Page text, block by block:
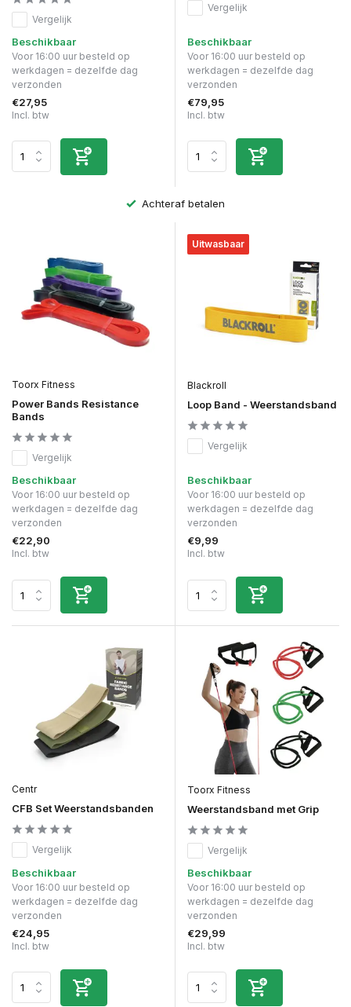
Vergelijk
Beschikbaar
Voor 16:00 uur besteld op
werkdagen = dezelfde dag
verzonden
€27,95
Incl. btw
Vergelijk
Beschikbaar
Voor 16:00 uur besteld op
werkdagen = dezelfde dag
verzonden
€79,95
Incl. btw
Achteraf betalen
Toorx Fitness
Power Bands Resistance
Bands
Vergelijk
Beschikbaar
Voor 16:00 uur besteld op
werkdagen = dezelfde dag
verzonden
€22,90
Incl. btw
Uitwasbaar
Blackroll
Loop Band - Weerstandsband
Vergelijk
Beschikbaar
Voor 16:00 uur besteld op
werkdagen = dezelfde dag
verzonden
€9,99
Incl. btw
Centr
CFB Set Weerstandsbanden
Vergelijk
Beschikbaar
Voor 16:00 uur besteld op
werkdagen = dezelfde dag
verzonden
€24,95
Incl. btw
Toorx Fitness
Weerstandsband met Grip
Vergelijk
Beschikbaar
Voor 16:00 uur besteld op
werkdagen = dezelfde dag
verzonden
€29,99
Incl. btw